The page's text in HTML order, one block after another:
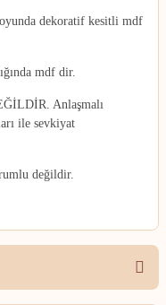
dekoratif kesitli mdf
mdf dir.
Anlaşmalı
ile sevkiyat
değildir.